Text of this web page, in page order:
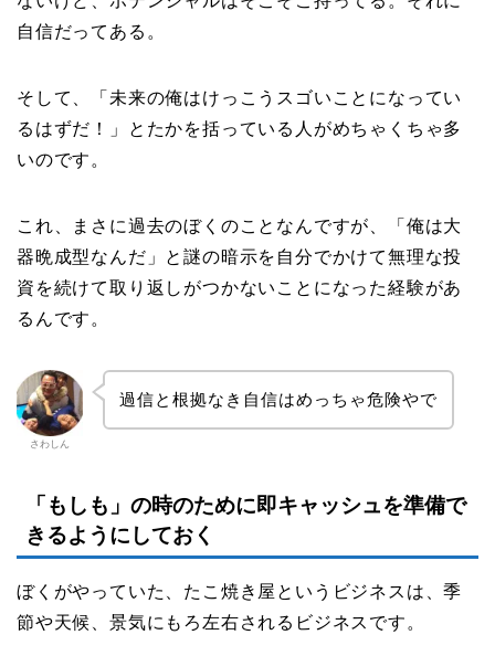
自信だってある。
そして、「未来の俺はけっこうスゴいことになってい
るはずだ！」とたかを括っている人がめちゃくちゃ多
いのです。
これ、まさに過去のぼくのことなんですが、「俺は大
器晩成型なんだ」と謎の暗示を自分でかけて無理な投
資を続けて取り返しがつかないことになった経験があ
るんです。
さわしん
過信と根拠なき自信はめっちゃ危険やで
「もしも」の時のために即キャッシュを準備で
きるようにしておく
ぼくがやっていた、たこ焼き屋というビジネスは、季
節や天候、景気にもろ左右されるビジネスです。